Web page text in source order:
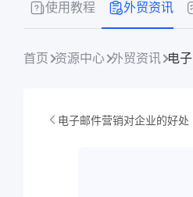
使用教程 外贸资讯
首页 资源中心 外贸资讯 电
电子邮件营销对企业的好处